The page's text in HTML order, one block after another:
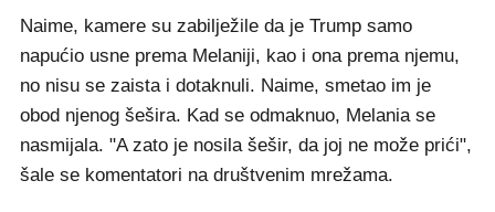
Naime, kamere su zabilježile da je Trump samo
napućio usne prema Melaniji, kao i ona prema njemu,
no nisu se zaista i dotaknuli. Naime, smetao im je
obod njenog šešira. Kad se odmaknuo, Melania se
nasmijala. "A zato je nosila šešir, da joj ne može prići",
šale se komentatori na društvenim mrežama.